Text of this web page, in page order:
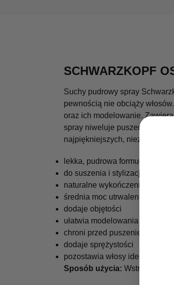
SCHWARZKOPF
Suchy pudrowy spray
pewnością nie obciąży
oraz ich modelowanie.
spray niweluje puszenie i
najpiękniejszych,
lekka, pudrowa formuła
do suszenia i stylizacji
naturalne wykończenie
średnia moc utrwalenia
dodaje objętości
ułatwia modelowania
chroni przed puszeniem
dodaje sprężystości
pozostawia włosy idealnie
Sposób użycia: Wstrząśnij